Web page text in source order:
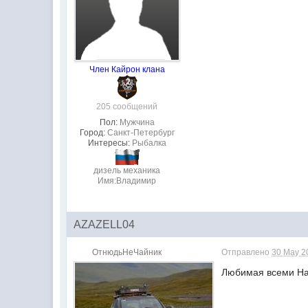
Член Кайрон клана
205 сообщений
Пол: Мужчина
Город: Санкт-Петербург
Интересы: Рыбалка
дизель механика
Имя:Владимир
AZAZELL04
ОтнюдьНеЧайник Отправлено30 May
Любимая всеми